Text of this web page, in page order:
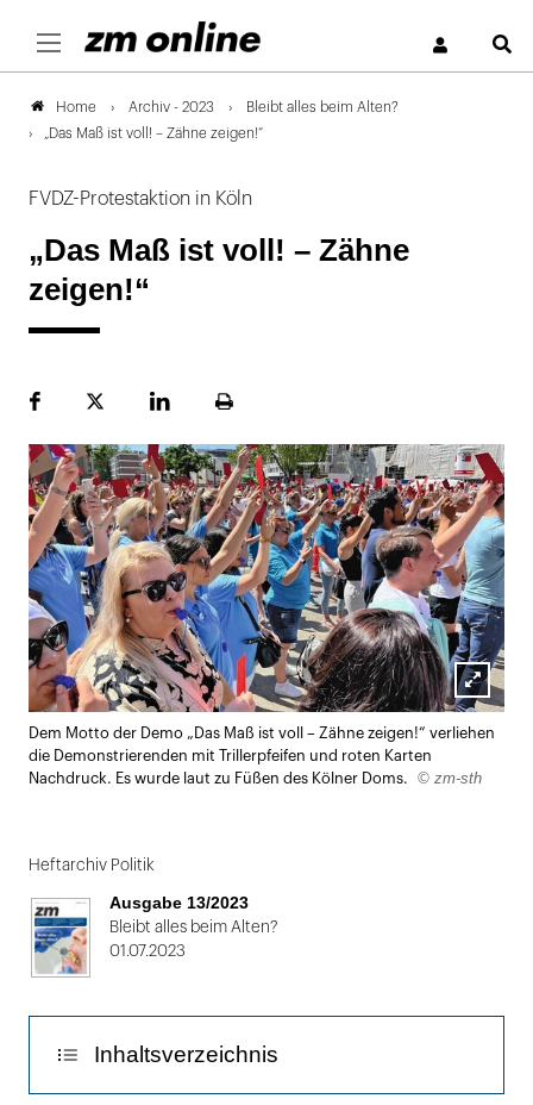
Home Archiv - 2023
Bleibt alles beim Alten?
„Das Maß ist voll! – Zähne zeigen!“
FVDZ-Protestaktion in Köln
„Das Maß ist voll! – Zähne
zeigen!“
FacebookPlattformLinekdInSeite
Lightbox
öffnen
Dem Motto der Demo „Das Maß ist voll – Zähne zeigen!“ verliehen
die Demonstrierenden mit Trillerpfeifen und roten Karten
Nachdruck. Es wurde laut zu Füßen des Kölner Doms.
© zm-sth
Heftarchiv Politik
Ausgabe 13/2023
Bleibt alles beim Alten?
01.07.2023
Inhaltsverzeichnis